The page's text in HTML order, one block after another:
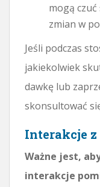
mogą
zmian w
Jeśli podczas
jakiekolwiek
dawkę lub
skonsultować
Interakcje
Ważne jest,
interakcje